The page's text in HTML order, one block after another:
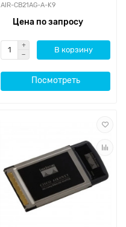
AIR-CB21AG-A-K9
Цена по запросу
В корзину
Посмотреть